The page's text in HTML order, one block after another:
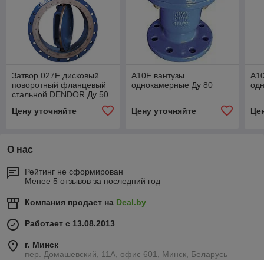
Затвор 027F дисковый
поворотный фланцевый
стальной DENDOR Ду 50
Цену уточняйте
A10F вантузы
однокамерные Ду 80
Цену уточняйте
О нас
Рейтинг не сформирован
Менее 5 отзывов за последний год
Компания продает на Deal.by
Работает с 13.08.2013
г. Минск
пер. Домашевский, 11А, офис 601, Минск, Беларусь